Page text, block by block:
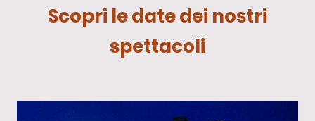
Scopri le date dei nostri
spettacoli